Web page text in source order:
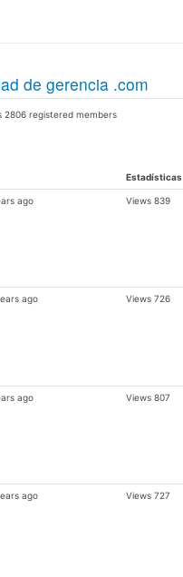
de gerencia .com
2806 registered members
Estadísticas
ago Views 839
ago Views 726
ago Views 807
ago Views 727